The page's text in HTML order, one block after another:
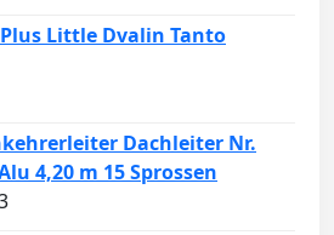
Little Dvalin Tanto
Dachleiter Nr.
4,20 m 15 Sprossen